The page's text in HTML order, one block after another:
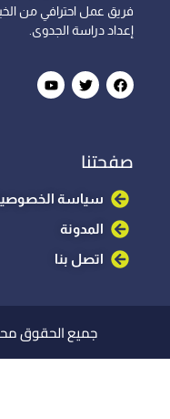
فريق عمل احترافي من
إعداد دراسة الجدوى.
صفحتنا
سياسة
المدونة
اتصل بنا
جميع الحقوق